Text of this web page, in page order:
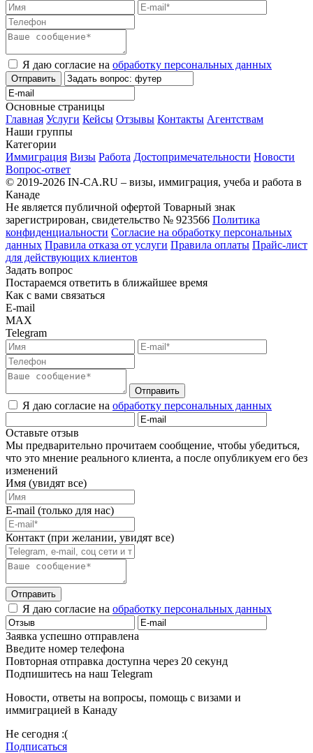
Я даю согласие на обработку персональных данных
Отправить
Основные страницы
Главная Услуги Кейсы Отзывы Контакты Агентствам
Наши группы
Категории
Иммиграция Визы Работа Достопримечательности Новости
Вопрос-ответ
© 2019-2026 IN-CA.RU – визы, иммиграция, учеба и работа в
Канаде
Не является публичной офертой Товарный знак
зарегистрирован, свидетельство № 923566 Политика
конфиденциальности Согласие на обработку персональных
данных Правила отказа от услуги Правила оплаты Прайс-лист
для действующих клиентов
Задать вопрос
Постараемся ответить в ближайшее время
Как с вами связаться
E-mail
MAX
Telegram
Отправить
Я даю согласие на обработку персональных данных
Оставьте отзыв
Мы предварительно прочитаем сообщение, чтобы убедиться,
что это мнение реального клиента, а после опубликуем его без
изменений
Имя (увидят все)
E-mail (только для нас)
Контакт (при желании, увидят все)
Отправить
Я даю согласие на обработку персональных данных
Заявка успешно отправлена
Введите номер телефона
Повторная отправка доступна через 20 секунд
Подпишитесь на наш Telegram
Новости, ответы на вопросы, помощь с визами и
иммиграцией в Канаду
Не сегодня :(
Подписаться